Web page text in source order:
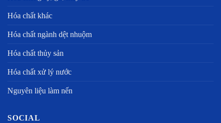
Hóa chất khác
Hóa chất ngành dệt nhuộm
Hóa chất thủy sản
Hóa chất xử lý nước
Nguyên liệu làm nến
SOCIAL